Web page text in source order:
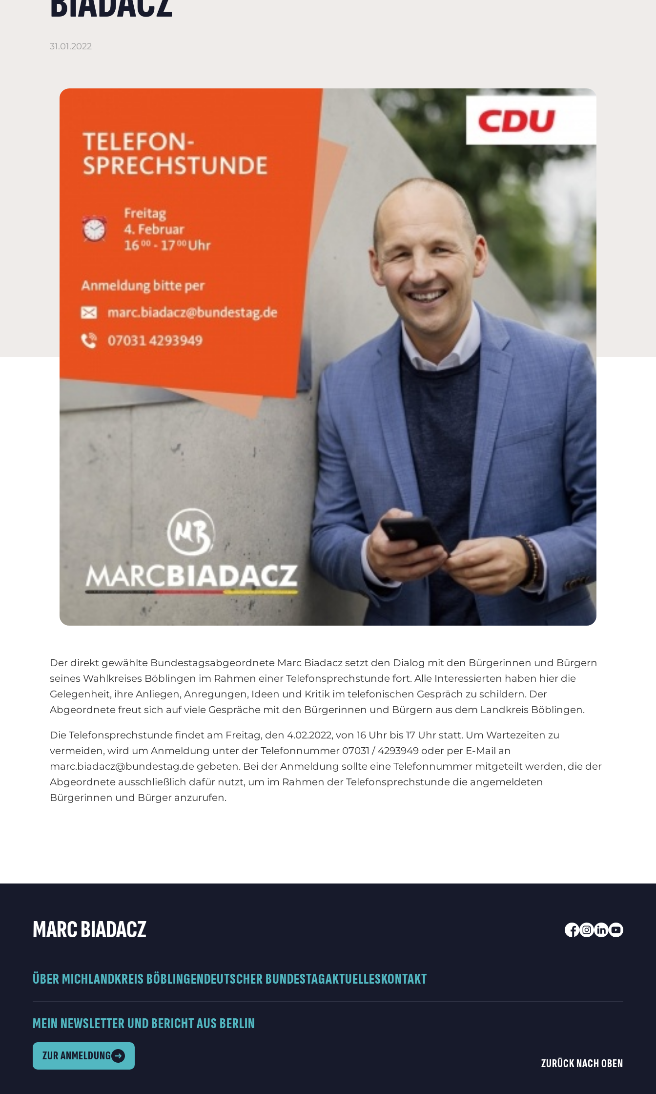
31.01.2022
Der direkt gewählte Bundestagsabgeordnete Marc Biadacz setzt den Dialog mit den Bürgerinnen und Bürgern
seines Wahlkreises Böblingen im Rahmen einer Telefonsprechstunde fort. Alle Interessierten haben hier die
Gelegenheit, ihre Anliegen, Anregungen, Ideen und Kritik im telefonischen Gespräch zu schildern. Der
Abgeordnete freut sich auf viele Gespräche mit den Bürgerinnen und Bürgern aus dem Landkreis Böblingen.
Die Telefonsprechstunde findet am Freitag, den 4.02.2022, von 16 Uhr bis 17 Uhr statt. Um Wartezeiten zu
vermeiden, wird um Anmeldung unter der Telefonnummer 07031 / 4293949 oder per E-Mail an
marc.biadacz@bundestag.de gebeten. Bei der Anmeldung sollte eine Telefonnummer mitgeteilt werden, die der
Abgeordnete ausschließlich dafür nutzt, um im Rahmen der Telefonsprechstunde die angemeldeten
Bürgerinnen und Bürger anzurufen.
MARC BIADACZ
ÜBER MICHLANDKREIS BÖBLINGENDEUTSCHER BUNDESTAGAKTUELLESKONTAKT
MEIN NEWSLETTER UND BERICHT AUS BERLIN
ZUR ANMELDUNG
ZURÜCK NACH OBEN